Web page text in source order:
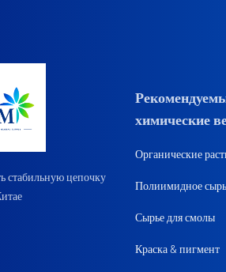
стабильную цепочку
химические
Органические
Полиимидное
Сырье для смолы
Краска & пигмент